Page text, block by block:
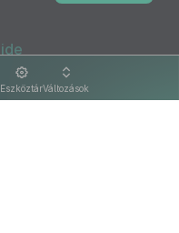
EszköztárVáltozások
ide